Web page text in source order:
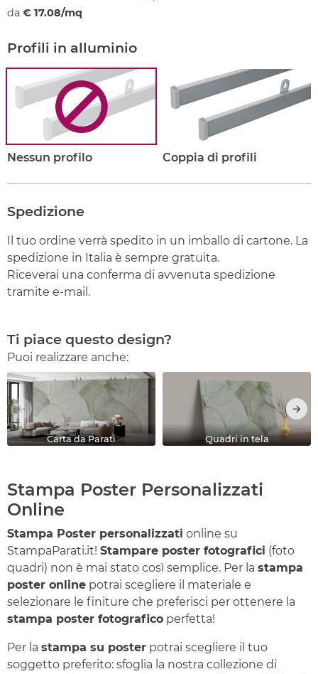
da € 17.08/mq
Profili in alluminio
Nessun profilo Coppia di profili
Spedizione
Il tuo ordine verrà spedito in un imballo di cartone. La
spedizione in Italia è sempre gratuita.
Riceverai una conferma di avvenuta spedizione
tramite e-mail.
Ti piace questo design?
Puoi realizzare anche:
Carta da Parati Quadri in tela
Stampa Poster Personalizzati
Online
Stampa Poster personalizzati online su
StampaParati.it! Stampare poster fotografici (foto
quadri) non è mai stato così semplice. Per la stampa
poster online potrai scegliere il materiale e
selezionare le finiture che preferisci per ottenere la
stampa poster fotografico perfetta!
Per la stampa su poster potrai scegliere il tuo
soggetto preferito: sfoglia la nostra collezione di